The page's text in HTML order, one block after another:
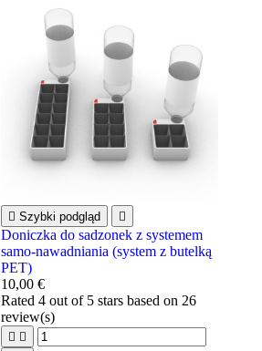
 Szybki podgląd 
Doniczka do sadzonek z systemem
samo-nawadniania (system z butelką
PET)
10,00 €
Rated 4out of 5 stars based on 26
review(s)
 